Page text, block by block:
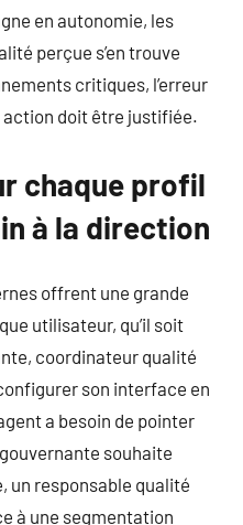
en autonomie, les
perçue s’en trouve
critiques, l’erreur
action doit être justifiée.
chaque profil
à la direction
offrent une grande
utilisateur, qu’il soit
coordinateur qualité
son interface en
a besoin de pointer
souhaite
un responsable qualité
à une segmentation